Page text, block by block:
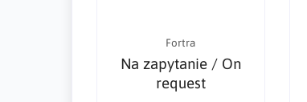
Fortra
Na zapytanie / On
request